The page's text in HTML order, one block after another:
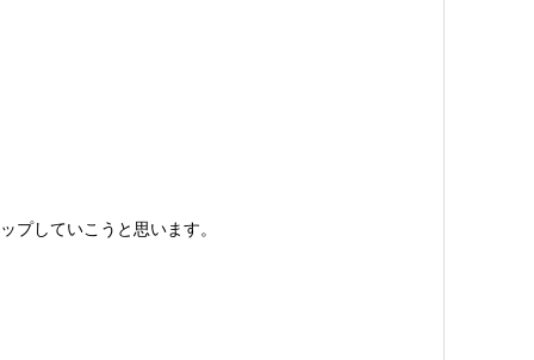
プしていこうと思います。